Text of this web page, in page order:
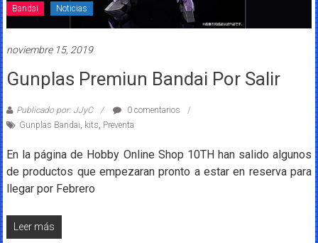
Bandai Noticias
noviembre 15, 2019
Gunplas Premiun Bandai Por Salir
Publicado por: JJyC
0 comentarios
Gunplas Bandai kits Preventa
En la página de Hobby Online Shop 10TH han salido algunos
de productos que empezaran pronto a estar en reserva para
llegar por Febrero
Leer más